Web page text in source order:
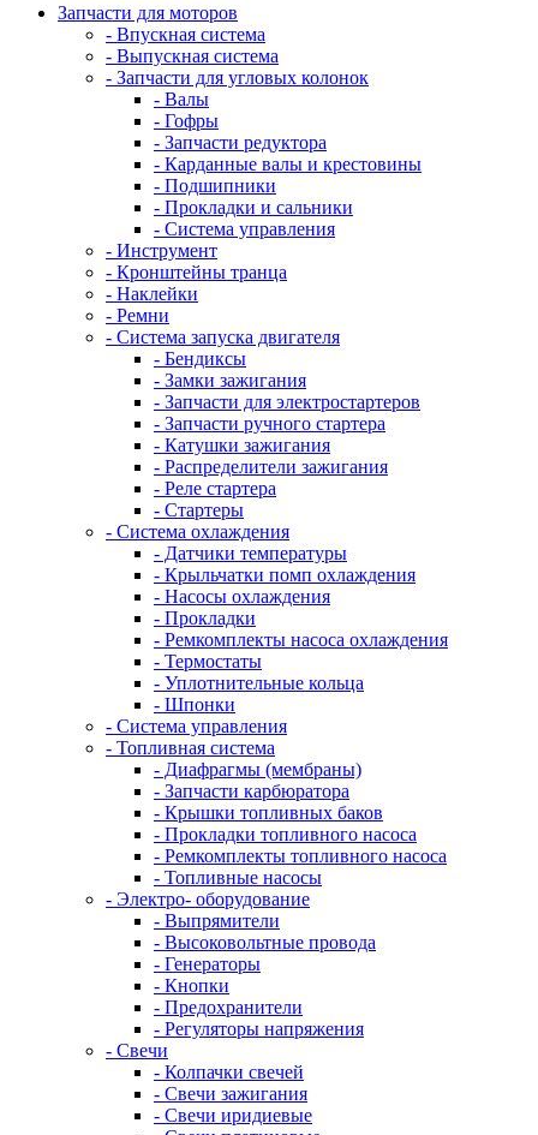
Запчасти для моторов
- Впускная система
- Выпускная система
- Запчасти для угловых колонок
- Валы
- Гофры
- Запчасти редуктора
- Карданные валы и крестовины
- Подшипники
- Прокладки и сальники
- Система управления
- Инструмент
- Кронштейны транца
- Наклейки
- Ремни
- Система запуска двигателя
- Бендиксы
- Замки зажигания
- Запчасти для электростартеров
- Запчасти ручного стартера
- Катушки зажигания
- Распределители зажигания
- Реле стартера
- Стартеры
- Система охлаждения
- Датчики температуры
- Крыльчатки помп охлаждения
- Насосы охлаждения
- Прокладки
- Ремкомплекты насоса охлаждения
- Термостаты
- Уплотнительные кольца
- Шпонки
- Система управления
- Топливная система
- Диафрагмы (мембраны)
- Запчасти карбюратора
- Крышки топливных баков
- Прокладки топливного насоса
- Ремкомплекты топливного насоса
- Топливные насосы
- Электро- оборудование
- Выпрямители
- Высоковольтные провода
- Генераторы
- Кнопки
- Предохранители
- Регуляторы напряжения
- Свечи
- Колпачки свечей
- Свечи зажигания
- Свечи иридиевые